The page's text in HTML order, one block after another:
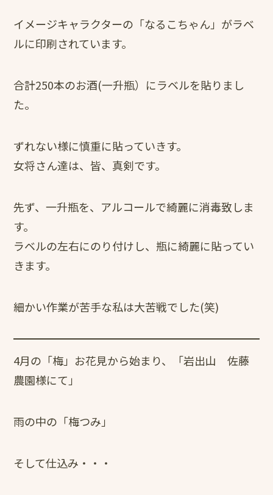
イメージキャラクターの「なるこちゃん」がラベ
ルに印刷されています。
合計250本のお酒(一升瓶）にラベルを貼りまし
た。
ずれない様に慎重に貼っていきす。
女将さん達は、皆、真剣です。
先ず、一升瓶を、アルコールで綺麗に消毒致しま
す。
ラベルの左右にのり付けし、瓶に綺麗に貼ってい
きます。
細かい作業が苦手な私は大苦戦でした(笑)
4月の「梅」お花見から始まり、「岩出山 佐藤
農園様にて」
雨の中の「梅つみ」
そして仕込み・・・